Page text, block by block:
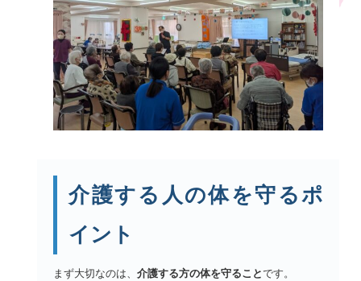
介護する人の体を守るポ
イント
まず大切なのは、介護する方の体を守ることです。